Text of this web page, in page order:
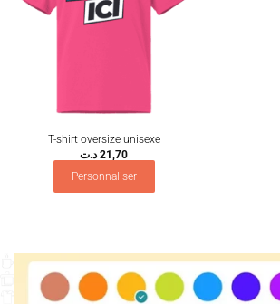
T-shirt oversize unisexe
21,70 د.ت
Personnaliser